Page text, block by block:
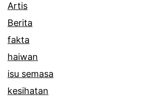
Artis
Berita
fakta
haiwan
isu semasa
kesihatan